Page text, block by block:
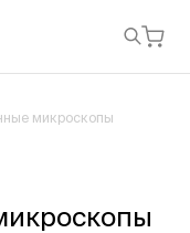
микроскопы